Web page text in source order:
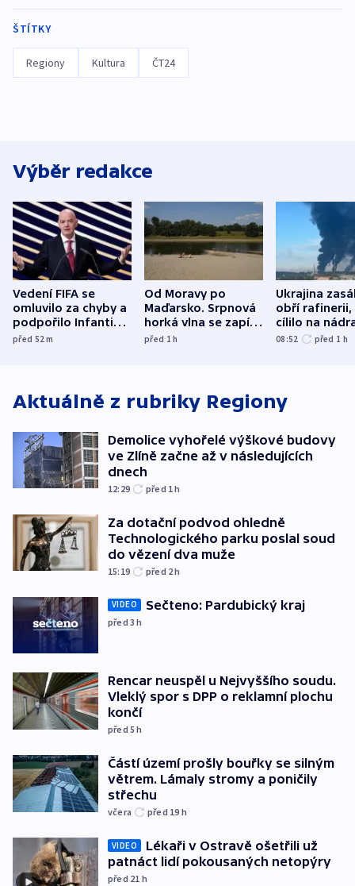
ŠTÍTKY
Regiony Kultura ČT24
Výběr redakce
Vedení FIFA se
omluvilo za chyby a
podpořilo Infantina.
UEFA trvá na
před 52m
Od Moravy po
Maďarsko. Srpnová
horká vlna se zapíše
do dějin
před 1h
Ukrajina
obří rafinerii,
cílilo na
autobus
08:52 před 1 h
Aktuálně z rubriky Regiony
Demolice vyhořelé výškové budovy
ve Zlíně začne až v následujících
dnech
12:29 před 1h
Za dotační podvod ohledně
Technologického parku poslal soud
do vězení dva muže
15:19 před 2h
VIDEO Sečteno: Pardubický kraj
před 3h
Rencar neuspěl u Nejvyššího soudu.
Vleklý spor s DPP o reklamní plochu
končí
před 5h
Částí území prošly bouřky se silným
větrem. Lámaly stromy a poničily
střechu
včera před 19 h
VIDEO
Lékaři v Ostravě ošetřili už
patnáct lidí pokousaných netopýry
před 21 h